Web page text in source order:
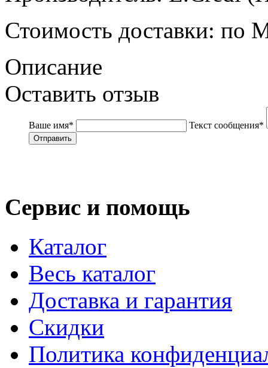
Стоимость доставки: по
Описание
Оставить отзыв
Ваше имя* Текст сообщения*
Сервис и помощь
Каталог
Весь каталог
Доставка и гарантия
Скидки
Политика